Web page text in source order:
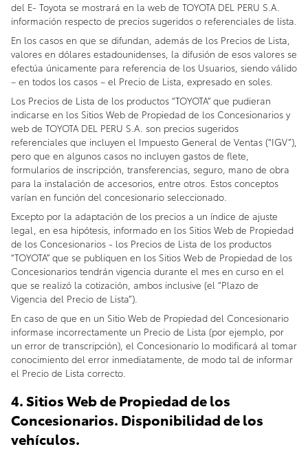
del E- Toyota se mostrará en la web de TOYOTA DEL PERU S.A.
información respecto de precios sugeridos o referenciales de lista.
En los casos en que se difundan, además de los Precios de Lista,
valores en dólares estadounidenses, la difusión de esos valores se
efectúa únicamente para referencia de los Usuarios, siendo válido
– en todos los casos – el Precio de Lista, expresado en soles.
Los Precios de Lista de los productos “TOYOTA” que pudieran
indicarse en los Sitios Web de Propiedad de los Concesionarios y
web de TOYOTA DEL PERU S.A. son precios sugeridos
referenciales que incluyen el Impuesto General de Ventas (“IGV”),
pero que en algunos casos no incluyen gastos de flete,
formularios de inscripción, transferencias, seguro, mano de obra
para la instalación de accesorios, entre otros. Estos conceptos
varían en función del concesionario seleccionado.
Excepto por la adaptación de los precios a un índice de ajuste
legal, en esa hipótesis, informado en los Sitios Web de Propiedad
de los Concesionarios - los Precios de Lista de los productos
“TOYOTA” que se publiquen en los Sitios Web de Propiedad de los
Concesionarios tendrán vigencia durante el mes en curso en el
que se realizó la cotización, ambos inclusive (el “Plazo de
Vigencia del Precio de Lista”).
En caso de que en un Sitio Web de Propiedad del Concesionario
informase incorrectamente un Precio de Lista (por ejemplo, por
un error de transcripción), el Concesionario lo modificará al tomar
conocimiento del error inmediatamente, de modo tal de informar
el Precio de Lista correcto.
4. Sitios Web de Propiedad de los
Concesionarios. Disponibilidad de los
vehículos.